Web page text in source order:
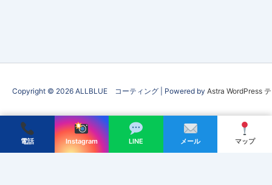
Copyright © 2026 ALLBLUE コーティング | Powered by Astra WordPress
会社情報 | プライバシーポリシー お問い合わせ
電話 Instagram LINE メール マップ